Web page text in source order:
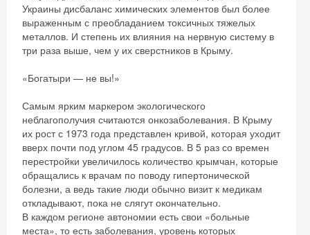
Украины дисбаланс химических элементов был более
выраженным с преобладанием токсичных тяжелых
металлов. И степень их влияния на нервную систему в
три раза выше, чем у их сверстников в Крыму.
«Богатыри — не вы!»
Самым ярким маркером экологического
неблагополучия считаются онкозаболевания. В Крыму
их рост с 1973 года представлен кривой, которая уходит
вверх почти под углом 45 градусов. В 5 раз со времен
перестройки увеличилось количество крымчан, которые
обращались к врачам по поводу гипертонической
болезни, а ведь такие люди обычно визит к медикам
откладывают, пока не слягут окончательно.
В каждом регионе автономии есть свои «больные
места», то есть заболевания, уровень которых